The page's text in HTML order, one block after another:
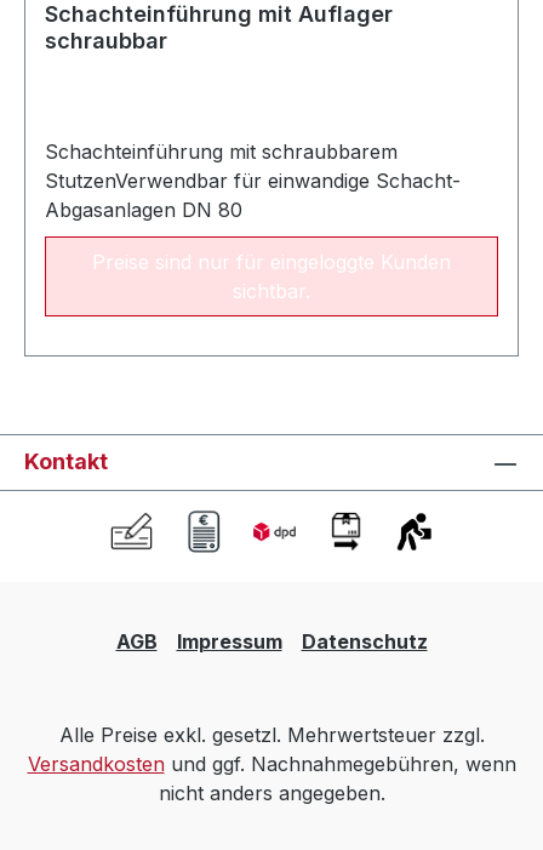
Schachteinführung mit Auflager
schraubbar
Schachteinführung mit schraubbarem
StutzenVerwendbar für einwandige Schacht-
Abgasanlagen DN 80
Preise sind nur für eingeloggte Kunden
sichtbar.
Kontakt
AGB Impressum Datenschutz
Alle Preise exkl. gesetzl. Mehrwertsteuer zzgl.
Versandkostenund ggf. Nachnahmegebühren, wenn
nicht anders angegeben.